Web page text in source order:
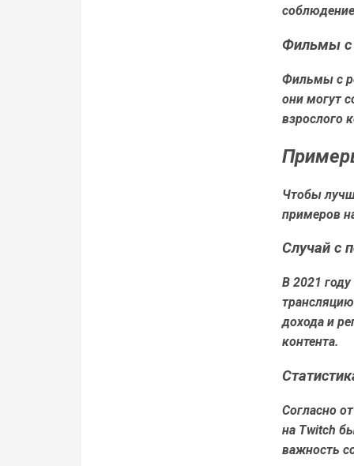
Фильмы с
Фильмы с
они могут
взрослого
Чтобы
примеров
Случай с
В 2021
дохода и
контента.
Согласно
на Twitch
важность